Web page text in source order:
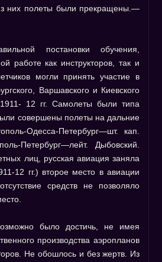
них полеты были прекращены.—
постановки обучения,
работе как инструкторов, так и
могли принять участие в
Варшавского и Киевского
12 гг. Самолеты были типа
совершены полеты на дальние
Одесса-Петербург—шт. кап.
Петербург—лейт. Дыбовский.
лиц, русская авиация заняла
12 гг.) второе место в авиации
средств не позволяло
было достичь, не имея
производства аэропланов
Не обошлось и без жертв. Из